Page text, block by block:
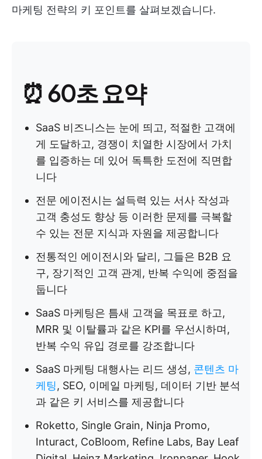
마케팅 전략의 키 포인트를 살펴보겠습니다.
⏰ 60초 요약
SaaS 비즈니스는 눈에 띄고, 적절한 고객에
게 도달하고, 경쟁이 치열한 시장에서 가치
를 입증하는 데 있어 독특한 도전에 직면합
니다
전문 에이전시는 설득력 있는 서사 작성과
고객 충성도 향상 등 이러한 문제를 극복할
수 있는 전문 지식과 자원을 제공합니다
전통적인 에이전시와 달리, 그들은 B2B 요
구, 장기적인 고객 관계, 반복 수익에 중점을
둡니다
SaaS 마케팅은 틈새 고객을 목표로 하고,
MRR 및 이탈률과 같은 KPI를 우선시하며,
반복 수익 유입 경로를 강조합니다
SaaS 마케팅 대행사는 리드 생성, 콘텐츠 마
케팅, SEO, 이메일 마케팅, 데이터 기반 분석
과 같은 키 서비스를 제공합니다
Roketto, Single Grain, Ninja Promo,
Inturact, CoBloom, Refine Labs, Bay Leaf